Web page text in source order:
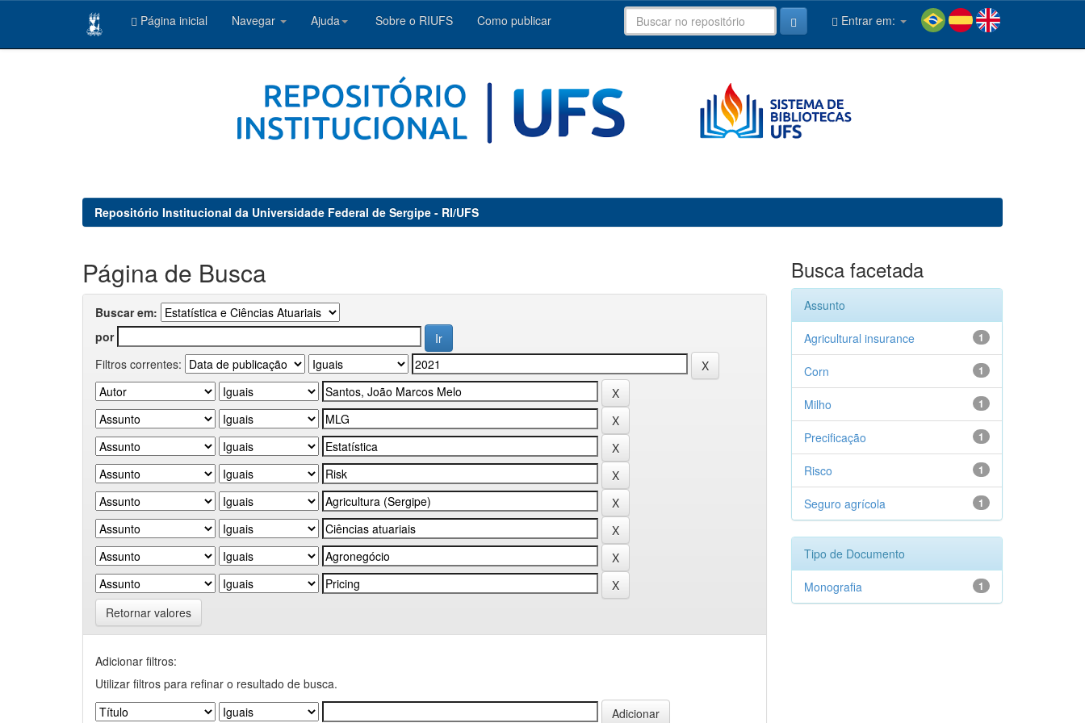
Página inicial Navegar Ajuda Sobre o RIUFS Como publicar Entrar em:
Repositório Institucional da Universidade Federal de Sergipe - RI/UFS
Página de Busca
Buscar em:
por
Filtros correntes:
Retornar valores
Adicionar filtros:
Utilizar filtros para refinar o resultado de busca.
Busca facetada
Assunto
1
Agricultural insurance
1
Corn
1
Milho
1
Precificação
1
Risco
1
Seguro agrícola
Tipo de Documento
1
Monografia